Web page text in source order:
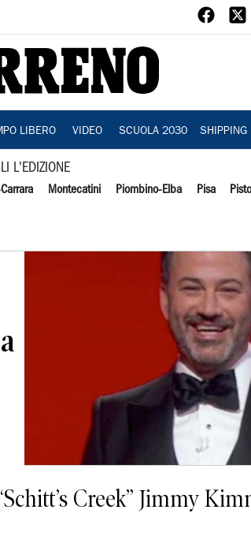
LIBERO VIDEO SCUOLA 2030 SHIPPING
L'EDIZIONE
Montecatini Piombino-Elba Pisa
Creek” Jimmy